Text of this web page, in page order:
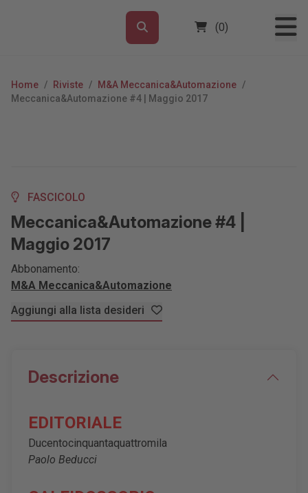
(0)
Home / Riviste / M&A Meccanica&Automazione /
Meccanica&Automazione #4 | Maggio 2017
FASCICOLO
Meccanica&Automazione #4 |
Maggio 2017
Abbonamento:
M&A Meccanica&Automazione
Aggiungi alla lista desideri
Descrizione
EDITORIALE
Ducentocinquantaquattromila
Paolo Beducci